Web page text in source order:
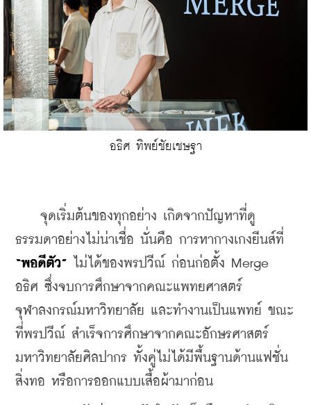
​อธิศ ทิพย์ชัยเชษฐา
จุดเริ่มต้นของทุกอย่าง เกิดจากปัญหาที่ดู
“พอดีตัว”
ไม่ได้ของพรปวีณ์ ก่อนก่อตั้ง Merge
อธิศ ซึ่งจบการศึกษาจากคณะแพทยศาสตร์
จุฬาลงกรณ์มหาวิทยาลัย และทำงานเป็นแพทย์ ขณะ
ที่พรปวีณ์ สำเร็จการศึกษาจากคณะอักษรศาสตร์
มหาวิทยาลัยศิลปากร ทั้งคู่ไม่ได้มีพื้นฐานด้านแฟชั่น
สิ่งทอ หรือการออกแบบเสื้อผ้ามาก่อน